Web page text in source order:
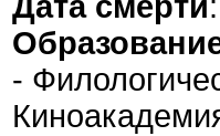
Дата смерти
-